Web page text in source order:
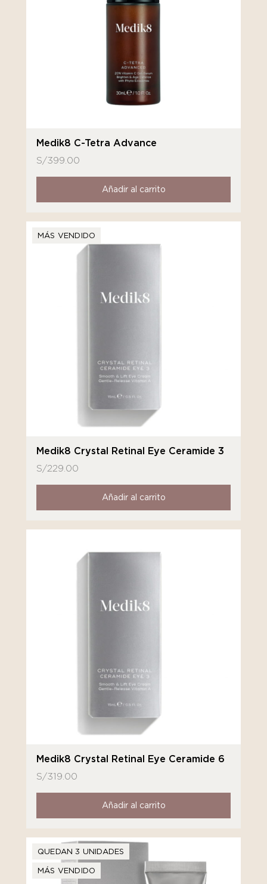
Medik8 C-Tetra Advance
S/399.00
Añadir al carrito
MÁS VENDIDO
Medik8 Crystal Retinal Eye Ceramide 3
S/229.00
Añadir al carrito
Medik8 Crystal Retinal Eye Ceramide 6
S/319.00
Añadir al carrito
QUEDAN 3 UNIDADES
MÁS VENDIDO